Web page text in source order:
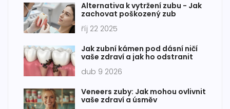
Alternativa k vytržení zubu - Jak
zachovat poškozený zub
říj 22 2025
Jak zubní kámen pod dásní ničí
vaše zdraví a jak ho odstranit
dub 9 2026
Veneers zuby: Jak mohou ovlivnit
vaše zdraví a úsměv